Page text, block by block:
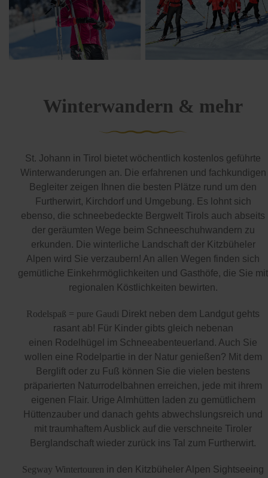
Winterwandern & mehr
St. Johann in Tirol bietet wöchentlich kostenlos geführte
Winterwanderungen an. Die erfahrenen und fachkundigen
Begleiter zeigen Ihnen die besten Plätze rund um den
Furtherwirt, Kirchdorf und Umgebung. Es lohnt sich
ebenso, die schneebedeckte Bergwelt Tirols auch abseits
der geräumten Wege beim Schneeschuhwandern zu
erkunden. Die winterliche Landschaft der Kitzbüheler
Alpen wird Sie verzaubern! An allen Wegen finden sich
gemütliche Einkehrmöglichkeiten und Gasthöfe, die Sie mit
regionalen Köstlichkeiten bewirten.
Rodelspaß = pure Gaudi Direkt neben dem Landgut gehts
rasant ab! Für Kinder gibts gleich nebenan
einen Rodelhügel im Schneeabenteuerland. Auch Sie
wollen eine Rodelpartie in der Natur genießen? Mit dem
Berglift oder zu Fuß können Sie die vielen bestens
präparierten Naturrodelbahnen erreichen, jede mit ihrem
eigenen Flair. Urige Almhütten laden zu gemütlichem
Hüttenzauber und danach gehts abwechslungsreich und
mit traumhaftem Ausblick auf die verschneite Tiroler
Berglandschaft wieder zurück ins Tal zum Furtherwirt.
Segway Wintertouren in den Kitzbüheler Alpen Sightseeing